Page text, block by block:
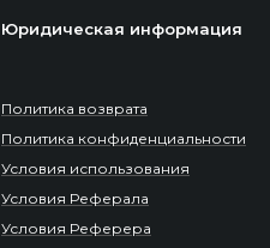
Юридическая информация
Политика возврата
Политика конфиденциальности
Условия использования
Условия Реферала
Условия Реферера